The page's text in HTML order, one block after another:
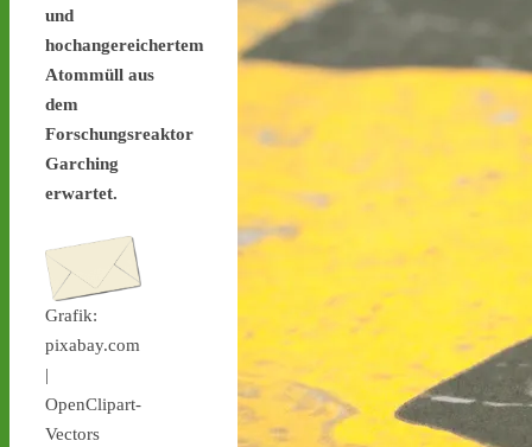
und
hochangereichertem
Atommüll aus
dem
Forschungsreaktor
Garching
erwartet.
Grafik:
pixabay.com
|
OpenClipart-
Vectors
castor-stoppen.de
Ticker – Castor
stoppen!
Castor stoppen!
@castorstoppen.bsky.social
⋅
Gegen 23.20 Uhr ist der
12. Castortransport im
Kreuz Holz abgebogen
Richtung Neuss auf die
A46 - castor-
stoppen.de/ticker/#route
#atommüll #castor